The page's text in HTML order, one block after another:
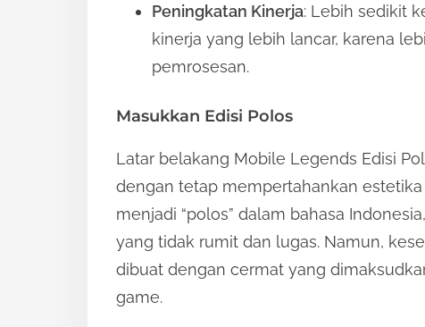
Peningkatan Kinerja: Lebih sedikit
kinerja yang lebih lancar, karena
pemrosesan.
Masukkan Edisi Polos
Latar belakang Mobile Legends Edisi
dengan tetap mempertahankan estetika
menjadi “polos” dalam bahasa
yang tidak rumit dan lugas. Namun,
dibuat dengan cermat yang
game.